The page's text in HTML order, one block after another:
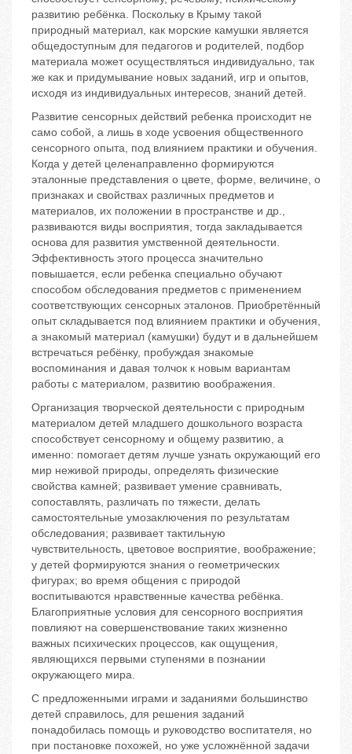
развитию ребёнка. Поскольку в Крыму такой
природный материал, как морские камушки является
общедоступным для педагогов и родителей, подбор
материала может осуществляться индивидуально, так
же как и придумывание новых заданий, игр и опытов,
исходя из индивидуальных интересов, знаний детей.
Развитие сенсорных действий ребенка происходит не
само собой, а лишь в ходе усвоения общественного
сенсорного опыта, под влиянием практики и обучения.
Когда у детей целенаправленно формируются
эталонные представления о цвете, форме, величине, о
признаках и свойствах различных предметов и
материалов, их положении в пространстве и др.,
развиваются виды восприятия, тогда закладывается
основа для развития умственной деятельности.
Эффективность этого процесса значительно
повышается, если ребенка специально обучают
способом обследования предметов с применением
соответствующих сенсорных эталонов. Приобретённый
опыт складывается под влиянием практики и обучения,
а знакомый материал (камушки) будут и в дальнейшем
встречаться ребёнку, пробуждая знакомые
воспоминания и давая толчок к новым вариантам
работы с материалом, развитию воображения.
Организация творческой деятельности с природным
материалом детей младшего дошкольного возраста
способствует сенсорному и общему развитию, а
именно: помогает детям лучше узнать окружающий его
мир неживой природы, определять физические
свойства камней; развивает умение сравнивать,
сопоставлять, различать по тяжести, делать
самостоятельные умозаключения по результатам
обследования; развивает тактильную
чувствительность, цветовое восприятие, воображение;
у детей формируются знания о геометрических
фигурах; во время общения с природой
воспитываются нравственные качества ребёнка.
Благоприятные условия для сенсорного восприятия
повлияют на совершенствование таких жизненно
важных психических процессов, как ощущения,
являющихся первыми ступенями в познании
окружающего мира.
С предложенными играми и заданиями большинство
детей справилось, для решения заданий
понадобилась помощь и руководство воспитателя, но
при постановке похожей, но уже усложнённой задачи